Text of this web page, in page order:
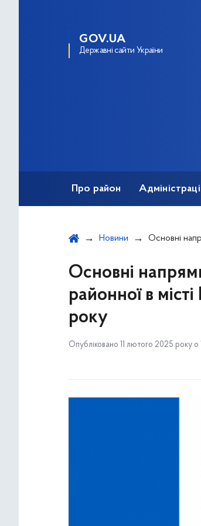
GOV.UA
Державні сайти України
Про район
Новини Основні напрямки та показники
Основні
районної в
року
Опубліковано 11 лютого 2025 року о